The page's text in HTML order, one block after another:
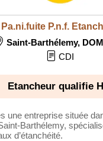
Pa.ni.fuite P.n.f.
Saint-Barthélemy,
CDI
Etancheur qualifie
une entreprise située
Barthélemy,
d’étanchéité.